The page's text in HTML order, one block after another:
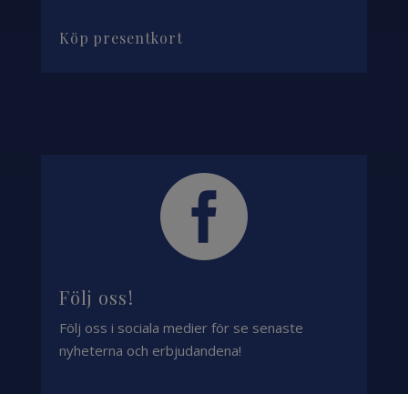
Köp presentkort

Följ oss!
Följ oss i sociala medier för se senaste
nyheterna och erbjudandena!